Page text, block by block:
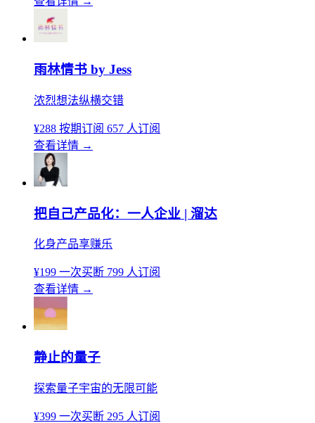
雨林情书 by Jess
浓烈想法纵横交错
¥288 按期订阅 657 人订阅
查看详情 →
把自己产品化：一人企业 | 溜达
化身产品享赚乐
¥199 一次买断 799 人订阅
查看详情 →
静止的量子
探索量子宇宙的无限可能
¥399 一次买断 295 人订阅